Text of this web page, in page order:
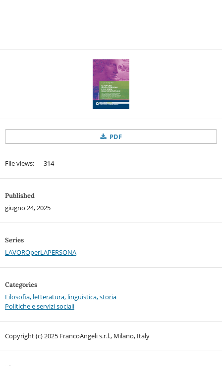
PDF
File views: 314
Published
giugno 24, 2025
Series
LAVOROperLAPERSONA
Categories
Filosofia, letteratura, linguistica, storia
Politiche e servizi sociali
Copyright (c) 2025 FrancoAngeli s.r.l., Milano, Italy